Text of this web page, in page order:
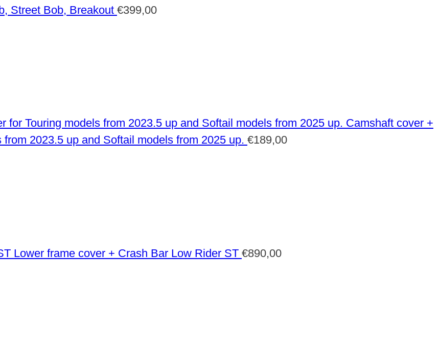
Street Bob, Breakout €399,00
Camshaft cover +
2023.5 up and Softail models from 2025 up. €189,00
Lower frame cover + Crash Bar Low Rider ST €890,00